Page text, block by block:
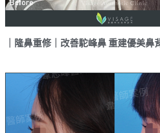
｜隆鼻重修｜改善駝峰鼻 重建優美鼻